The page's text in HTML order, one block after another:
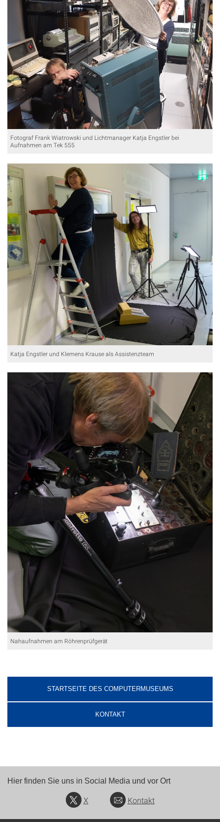
Fotograf Frank Wiatrowski und Lichtmanager Katja Engstler bei
Aufnahmen am Tek 555
Katja Engstler und Klemens Krause als Assistenzteam
Nahaufnahmen am Röhrenprüfgerät
STARTSEITE DES COMPUTERMUSEUMS
KONTAKT
Hier finden Sie uns in Social Media und vor Ort
X Kontakt